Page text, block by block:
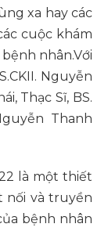
xa hay các
cuộc khám
nhân.Với
Nguyễn
Thạc Sĩ, BS.
Thanh
là một thiết
nối và truyền
bệnh nhân